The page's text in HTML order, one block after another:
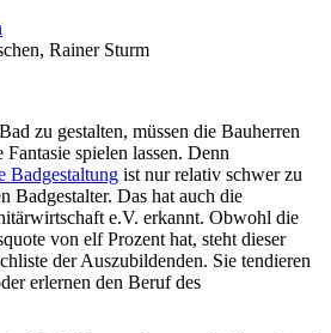
Rainer Sturm
zu gestalten, müssen die Bauherren
spielen lassen. Denn
Badgestaltung ist nur relativ schwer zu
Badgestalter. Das hat auch die
e.V. erkannt. Obwohl die
von elf Prozent hat, steht dieser
der Auszubildenden. Sie tendieren
erlernen den Beruf des